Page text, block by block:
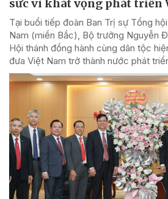
sức vì khát vọng phát triển
Tại buổi tiếp đoàn Ban Trị sự Tổng
Nam (miền Bắc), Bộ trưởng Nguyễn
Hội thánh đồng hành cùng dân tộc
đưa Việt Nam trở thành nước phát